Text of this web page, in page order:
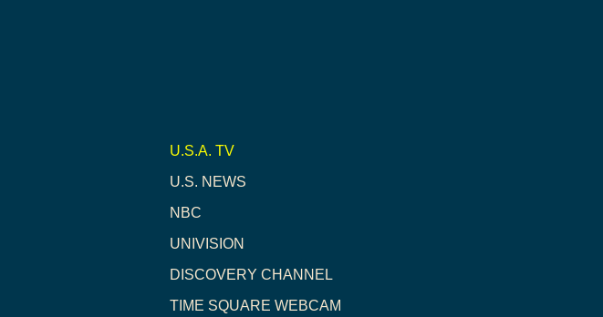
U.S.A. TV
U.S. NEWS
NBC
UNIVISION
DISCOVERY CHANNEL
TIME SQUARE WEBCAM